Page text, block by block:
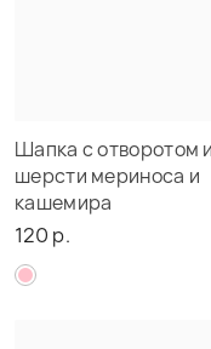
Шапка с отворотом
шерсти мериноса и
кашемира
120 р.